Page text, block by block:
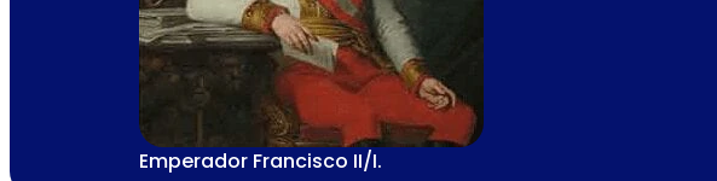
Emperador Francisco II/I.